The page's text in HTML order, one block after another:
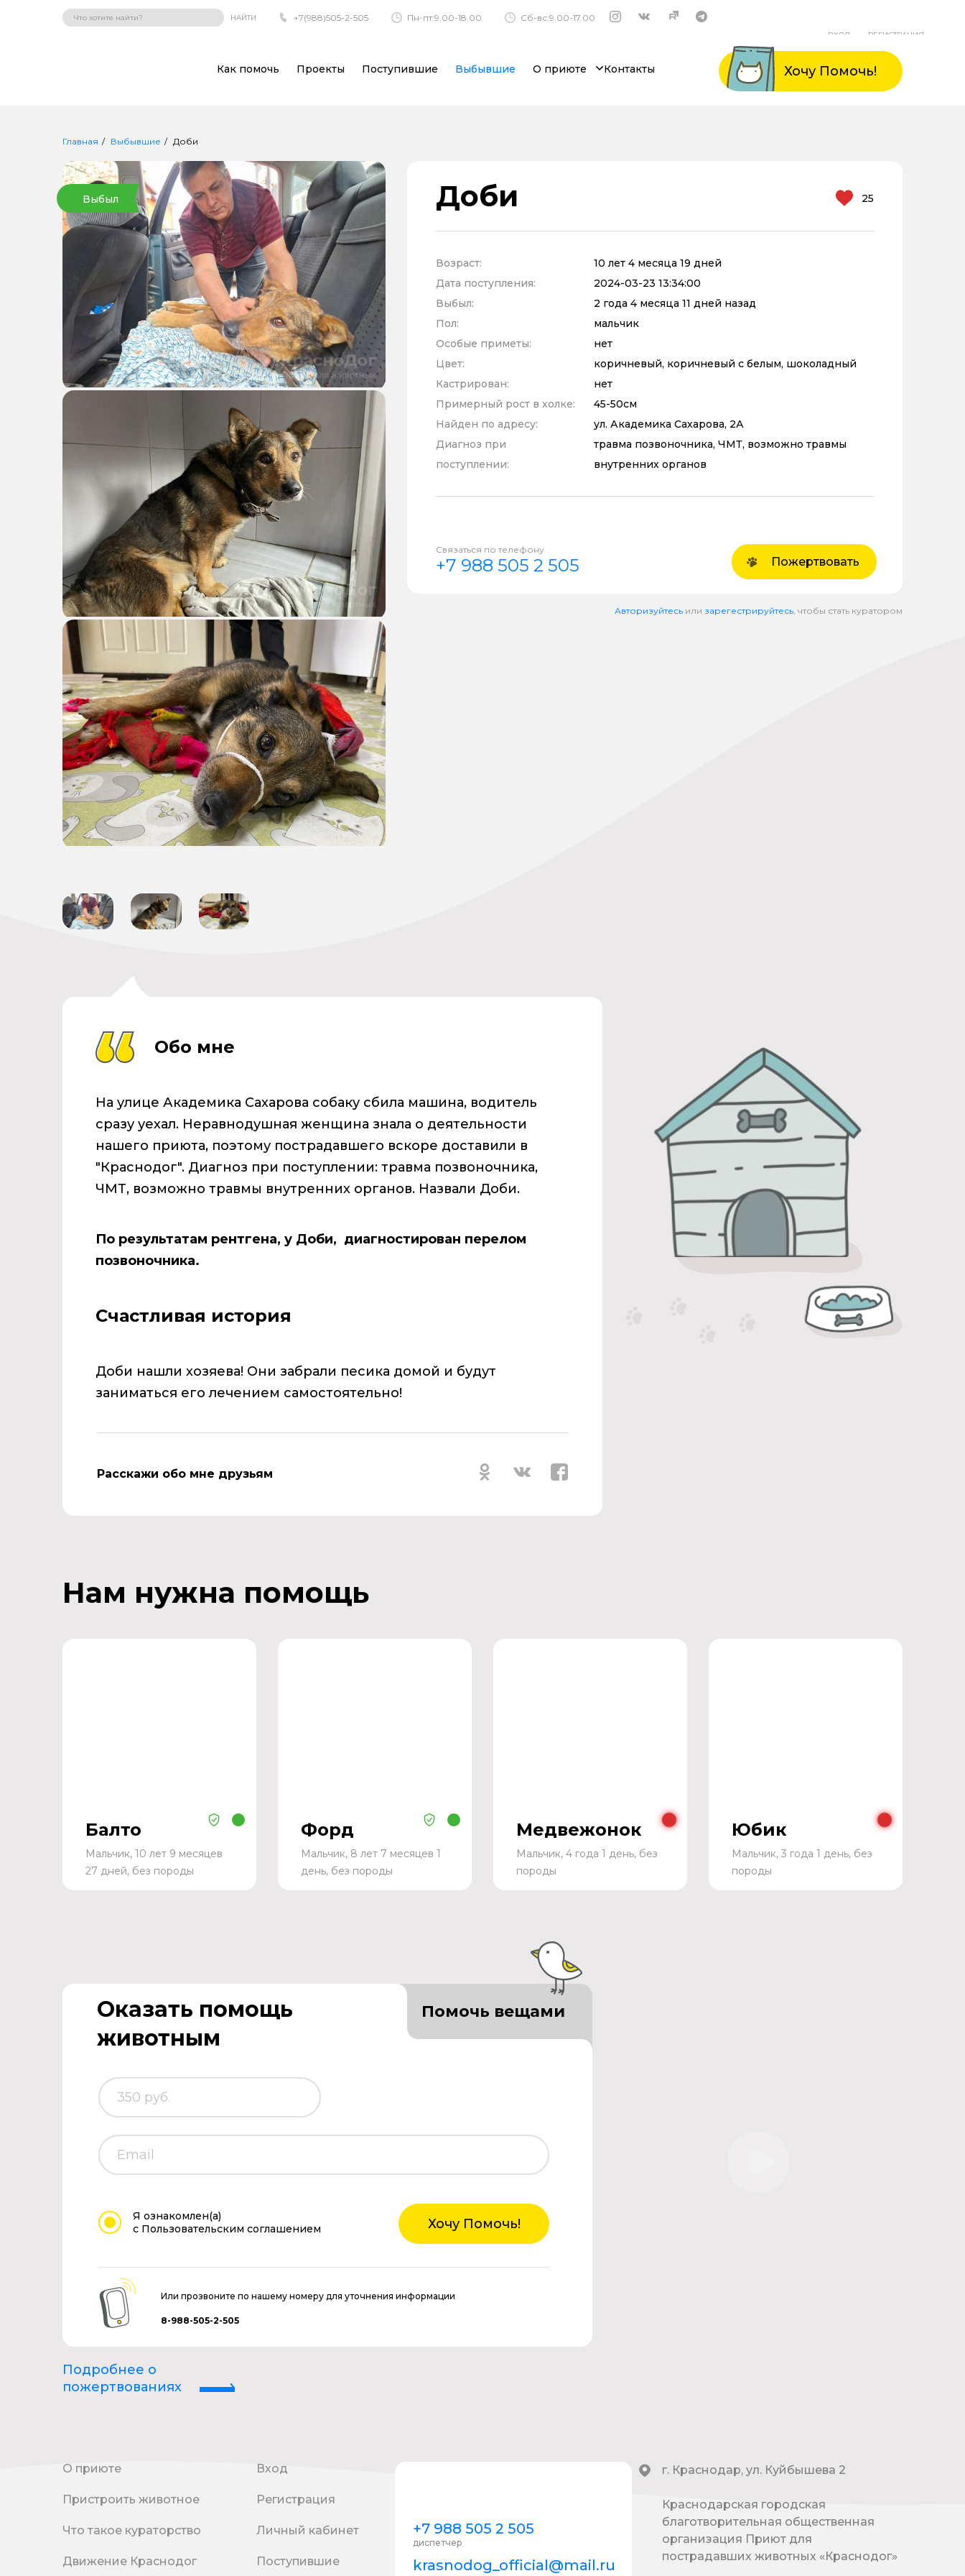
НАЙТИ +7(988)505-2-505 Пн-пт:9.00-18.00 Сб-вс:9.00-17.00
ВХОД РЕГИСТРАЦИЯ
Как помочь Проекты Поступившие Выбывшие О приюте Контакты Хочу Помочь!
Главная Выбывшие Доби
Выбыл Доби 25
Возраст:
10 лет 4 месяца 19 дней
Дата поступления:
2024-03-23 13:34:00
Выбыл:
2 года 4 месяца 11 дней назад
Пол:
мальчик
Особые приметы:
нет
Цвет:
коричневый, коричневый с белым, шоколадный
Кастрирован:
нет
Примерный рост в холке:
45-50см
Найден по адресу:
ул. Академика Сахарова, 2А
Диагноз при
поступлении:
травма позвоночника, ЧМТ, возможно травмы
внутренних органов
Связаться по телефону
+7 988 505 2 505 Пожертвовать
Авторизуйтесь или зарегестрируйтесь , чтобы стать куратором
Обо мне
На улице Академика Сахарова собаку сбила машина, водитель
сразу уехал. Неравнодушная женщина знала о деятельности
нашего приюта, поэтому пострадавшего вскоре доставили в
"Краснодог". Диагноз при поступлении: травма позвоночника,
ЧМТ, возможно травмы внутренних органов. Назвали Доби.
По результатам рентгена, у Доби, диагностирован перелом
позвоночника.
Счастливая история
Доби нашли хозяева! Они забрали песика домой и будут
заниматься его лечением самостоятельно!
Расскажи обо мне друзьям
Нам нужна помощь
Балто
Мальчик, 10 лет 9 месяцев
27 дней, без породы
Форд
Мальчик, 8 лет 7 месяцев 1
день, без породы
Медвежонок
Мальчик, 4 года 1 день, без
породы
Юбик
Мальчик, 3 года 1 день, без
породы
Оказать помощь
животным
Помочь вещами
Я ознакомлен(а)
с Пользовательским соглашением
Хочу Помочь!
Или прозвоните по нашему номеру для уточнения информации
8-988-505-2-505
Подробнее о
пожертвованиях
О приюте
Пристроить животное
Что такое кураторство
Движение Краснодог
Вход
Регистрация
Личный кабинет
Поступившие
+7 988 505 2 505
диспетчер
krasnodog_official@mail.ru
г. Краснодар, ул. Куйбышева 2
Краснодарская городская
благотворительная общественная
организация Приют для
пострадавших животных «Краснодог»